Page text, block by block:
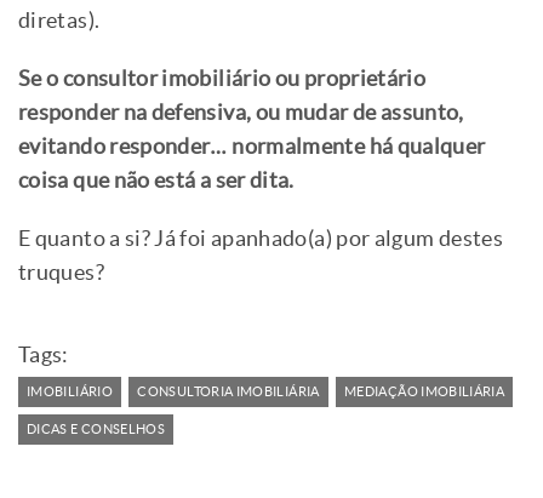
diretas).
Se o consultor imobiliário ou proprietário
responder na defensiva, ou mudar de assunto,
evitando responder… normalmente há qualquer
coisa que não está a ser dita.
E quanto a si? Já foi apanhado(a) por algum destes
truques?
Tags:
IMOBILIÁRIO CONSULTORIA IMOBILIÁRIA MEDIAÇÃO IMOBILIÁRIA
DICAS E CONSELHOS